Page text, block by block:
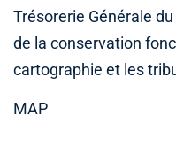
Trésorerie Générale
de la conservation
cartographie et les
MAP